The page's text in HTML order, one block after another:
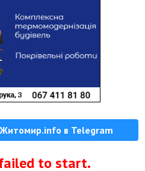
Житомир.info в Telegram
failed to start.